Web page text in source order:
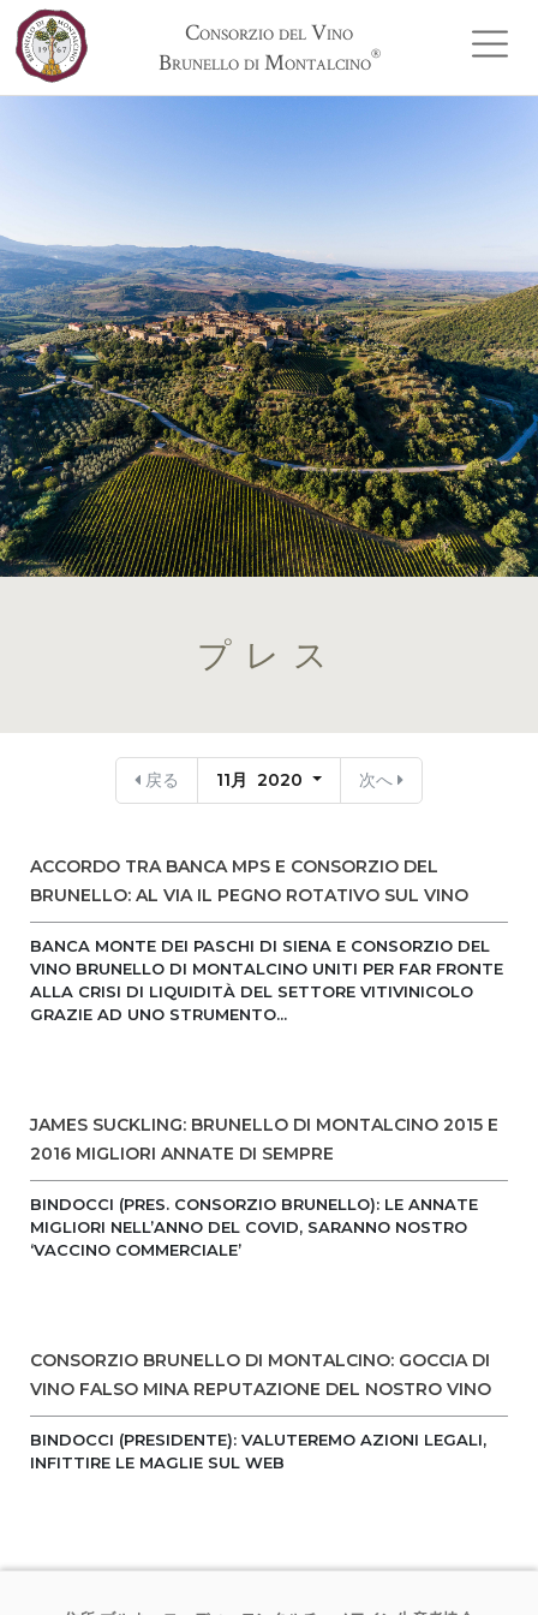
Consorzio del Vino
Brunello di Montalcino®
プレス
戻る 11月 2020 次へ
ACCORDO TRA BANCA MPS E CONSORZIO DEL
BRUNELLO: AL VIA IL PEGNO ROTATIVO SUL VINO
BANCA MONTE DEI PASCHI DI SIENA E CONSORZIO DEL
VINO BRUNELLO DI MONTALCINO UNITI PER FAR FRONTE
ALLA CRISI DI LIQUIDITÀ DEL SETTORE VITIVINICOLO
GRAZIE AD UNO STRUMENTO...
JAMES SUCKLING: BRUNELLO DI MONTALCINO 2015 E
2016 MIGLIORI ANNATE DI SEMPRE
BINDOCCI (PRES. CONSORZIO BRUNELLO): LE ANNATE
MIGLIORI NELL’ANNO DEL COVID, SARANNO NOSTRO
‘VACCINO COMMERCIALE’
CONSORZIO BRUNELLO DI MONTALCINO: GOCCIA DI
VINO FALSO MINA REPUTAZIONE DEL NOSTRO VINO
BINDOCCI (PRESIDENTE): VALUTEREMO AZIONI LEGALI,
INFITTIRE LE MAGLIE SUL WEB